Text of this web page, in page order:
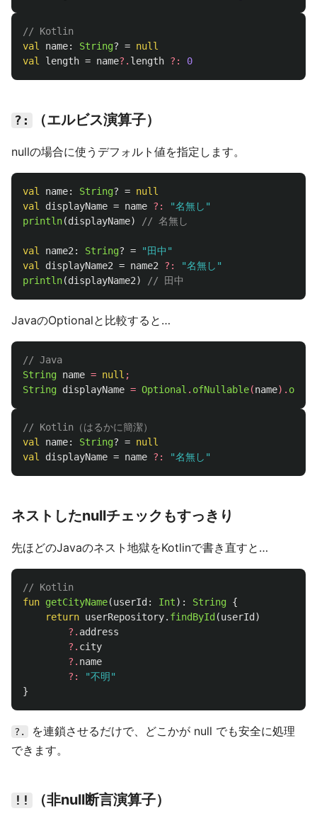
// Kotlin
val
name: String? = null
val
length = name?. length ?: 0
?: （エルビス演算子）
nullの場合に使うデフォルト値を指定します。
val name: String? = null
val
displayName = name ?:
"名無し"
println(displayName) // 名無し
val name2 : String? =
"田中"
val
displayName2 = name2 ?:
"名無し"
println(displayName2) // 田中
JavaのOptionalと比較すると…
// Java
String name = null ;
String displayName = Optional . ofNullable(name).
// Kotlin（はるかに簡潔）
val
name: String? = null
val
displayName = name ?: "名無し"
ネストしたnullチェックもすっきり
先ほどのJavaのネスト地獄をKotlinで書き直すと…
// Kotlin
fun getCityName(userId : Int): String {
return userRepository. findById (userId )
?. address
?. city
?. name
?:
"不明"
}
?.
を連鎖させるだけで、どこかが null でも安全に処理
できます。
!! （非null断言演算子）